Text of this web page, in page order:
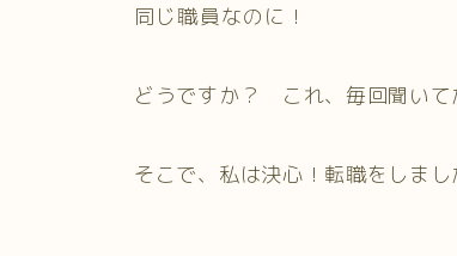
同じ職員なのに！
どうですか？ これ、毎回聞いて
そこで、私は決心！転職をしま